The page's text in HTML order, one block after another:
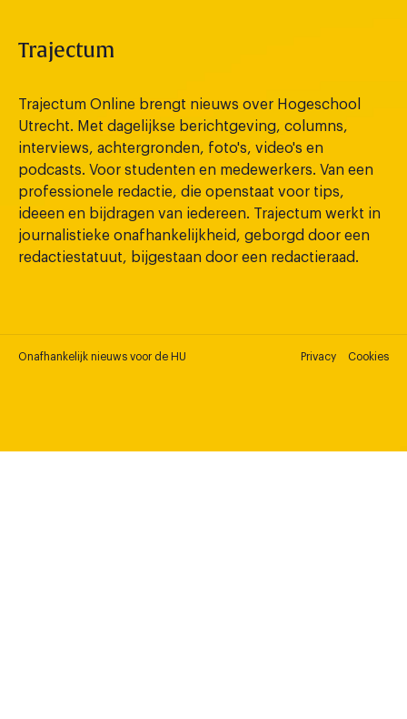
Trajectum
Trajectum Online brengt nieuws over Hogeschool
Utrecht. Met dagelijkse berichtgeving, columns,
interviews, achtergronden, foto's, video's en
podcasts. Voor studenten en medewerkers. Van een
professionele redactie, die openstaat voor tips,
ideeen en bijdragen van iedereen. Trajectum werkt in
journalistieke onafhankelijkheid, geborgd door een
redactiestatuut, bijgestaan door een redactieraad.
Onafhankelijk nieuws voor de HU Privacy Cookies